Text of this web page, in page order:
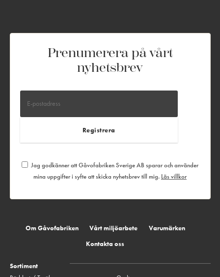
Prenumerera på vårt
nyhetsbrev
Jag godkänner att Gåvofabriken Sverige AB sparar och använder
mina uppgifter i syfte att skicka nyhetsbrev till mig. Läs villkor
Om Gåvofabriken Vårt miljöarbete
Varumärken
Kontakta oss
Sortiment